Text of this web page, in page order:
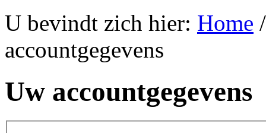
U bevindt zich hier: Home
accountgegevens
Uw accountgegevens